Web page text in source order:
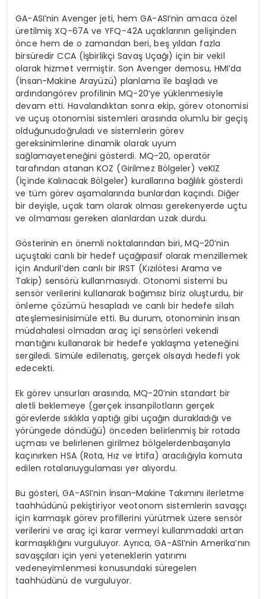
GA-ASI’nin Avengerjeti, hem GA-ASI’nin amaca özel
üretilmiş XQ-67A ve YFQ-42A uçaklarının gelişinden
önce hem de o zamandan beri,beş yıldan fazla
birsüredir CCA (İşbirlikçi Savaş Uçağı)için bir vekil
olarak hizmet vermiştir. Son Avenger demosu, HMI’da
(İnsan-Makine Arayüzü) planlama ile başladı ve
ardındangörev profilinin MQ-20’yeyüklenmesiyle
devam etti.Havalandıktan sonra ekip, görev otonomisi
ve uçuş otonomisi sistemleri arasında olumlu bir geçiş
olduğunudoğruladı ve sistemlerin görev
gereksinimlerine dinamik olarak uyum
sağlamayeteneğini gösterdi. MQ-20,operatör
tarafından atanan KOZ (Girilmez Bölgeler) veKIZ
(İçinde Kalınacak Bölgeler)kurallarına bağlılıkgösterdi
ve tüm görevaşamalarında bunlardan kaçındı. Diğer
bir deyişle,uçak tamolarak olması gerekenyerde uçtu
ve olmaması gereken alanlardan uzak durdu.
Gösterinin en önemli noktalarından biri, MQ-20’nin
uçuştaki canlı bir hedef uçağıpasif olarak menzillemek
için Anduril’den canlı bir IRST (Kızılötesi Arama ve
Takip) sensörü kullanmasıydı. Otonomi sistemi bu
sensör verilerini kullanarak bağımsız biriz oluşturdu,bir
önleme çözümü hesapladı ve canlı bir hedefe silah
ateşlemesinisimüle etti. Bu durum, otonominin insan
müdahalesi olmadan araç içi sensörleri vekendi
mantığını kullanarak bir hedefe yaklaşma yeteneğini
sergiledi.Simüle edilenatış, gerçek olsaydı hedefi yok
edecekti.
Ek görev unsurları arasında, MQ-20’ninstandart bir
aletli beklemeye (gerçek insanpilotların gerçek
görevlerde sıklıkla yaptığı gibi uçağın durakladığı ve
yörüngede döndüğü)önceden belirlenmiş bir rotada
uçması ve belirlenen girilmez bölgelerdenbaşarıyla
kaçınırken HSA (Rota, Hız ve İrtifa) aracılığıyla komuta
edilen rotalarıuygulaması yer alıyordu.
Bu gösteri, GA-ASI’nin İnsan-Makine Takımını ilerletme
taahhüdünü pekiştiriyor veotonom sistemlerin savaşçı
için karmaşıkgörevprofillerini yürütmek üzere sensör
verilerini ve araç içi karar vermeyi kullanmadaki artan
karmaşıklığını vurguluyor.Ayrıca, GA-ASI’nin Amerika’nın
savaşçıları için yeniyeteneklerin yatırımı
vedeneyimlenmesi konusundaki süregelen
taahhüdünü de vurguluyor.